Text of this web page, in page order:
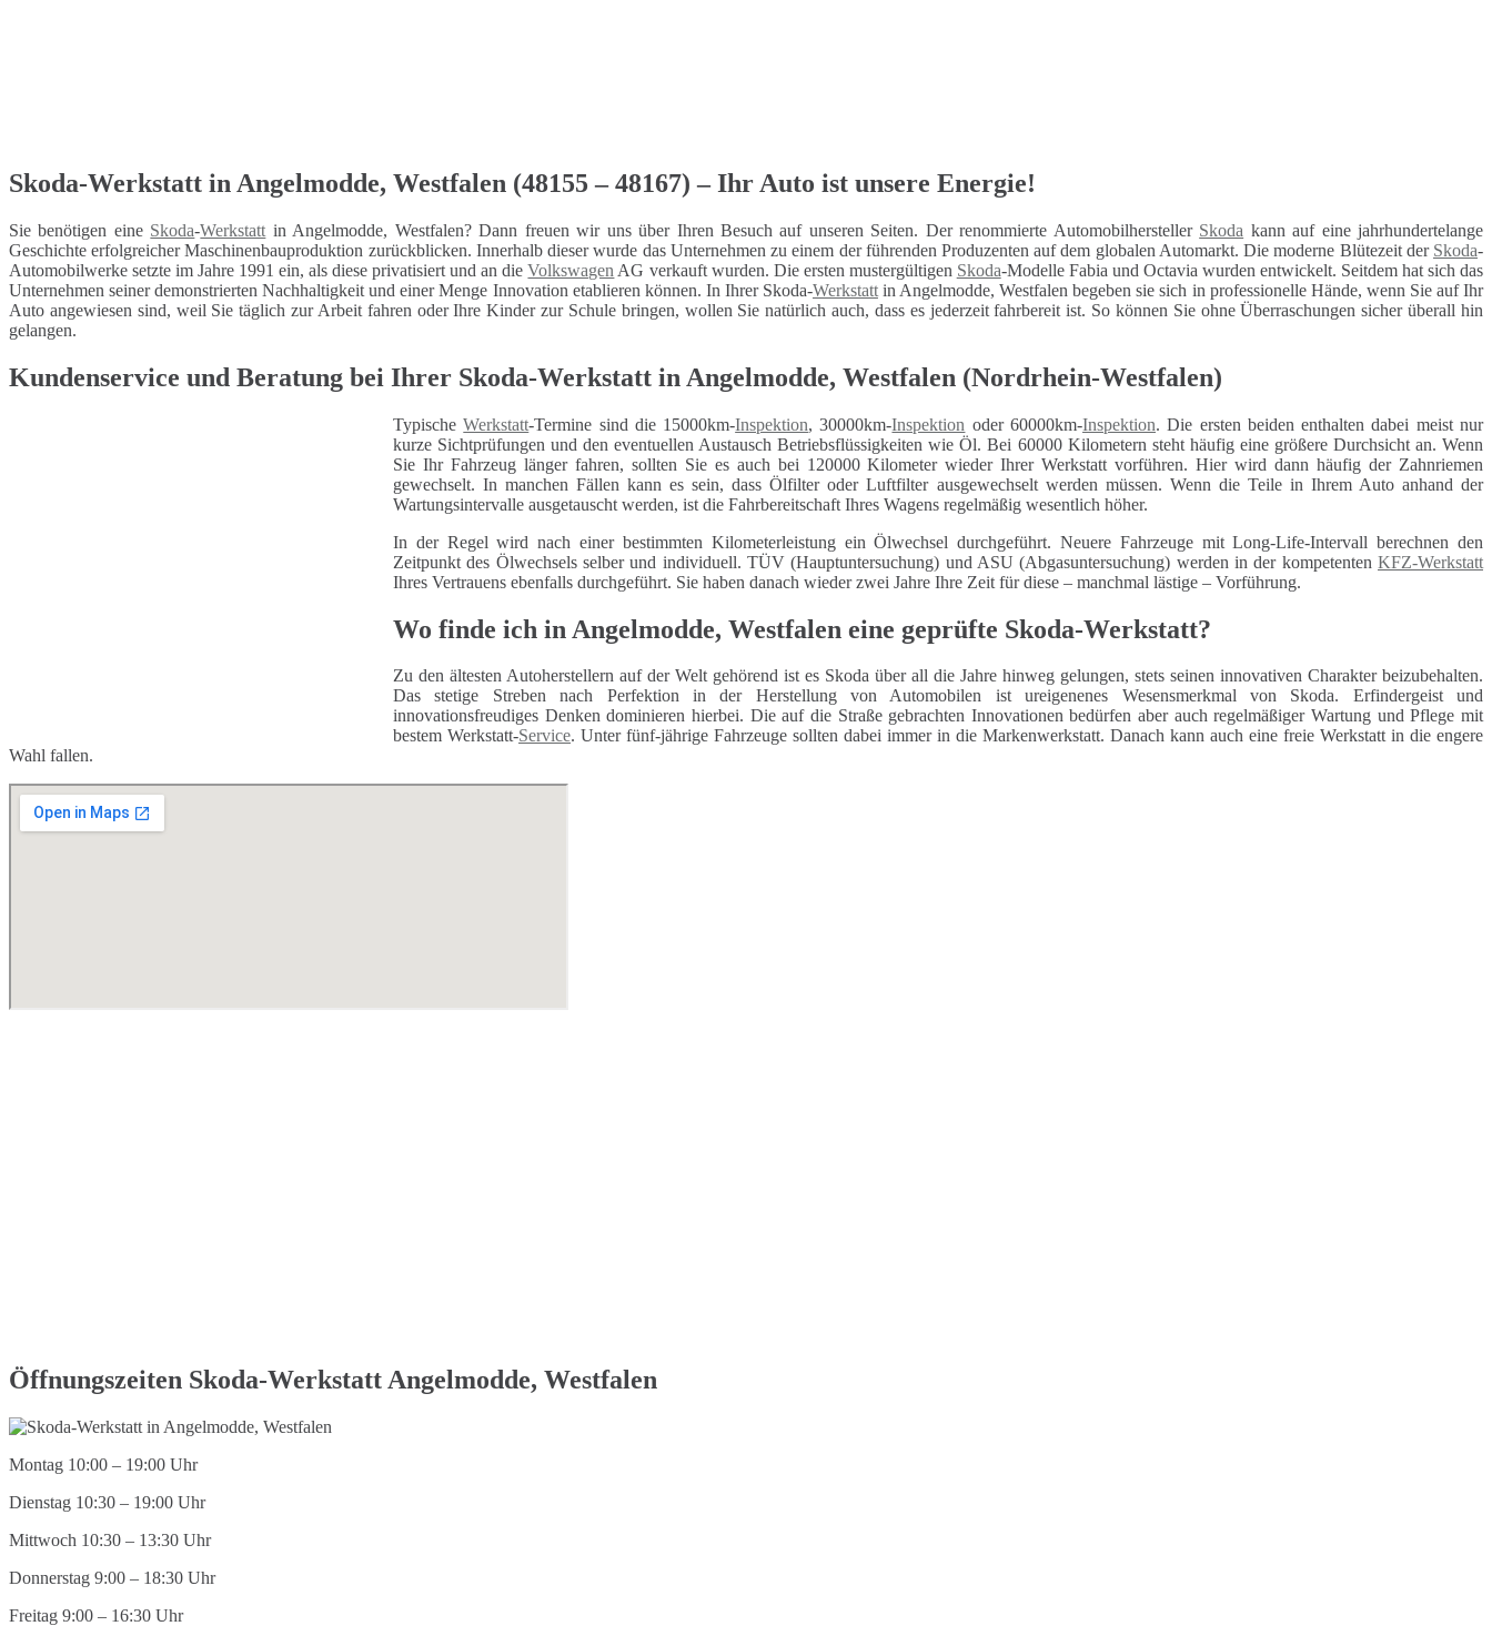
Skoda-Werkstatt in Angelmodde, Westfalen (48155 – 48167) – Ihr Auto ist unsere Energie!
Sie benötigen eine Skoda-Werkstatt in Angelmodde, Westfalen? Dann freuen wir uns über Ihren Besuch auf unseren Seiten. Der renommierte Automobilhersteller Skoda kann auf eine jahrhundertelange
Geschichte erfolgreicher Maschinenbauproduktion zurückblicken. Innerhalb dieser wurde das Unternehmen zu einem der führenden Produzenten auf dem globalen Automarkt. Die moderne Blütezeit der Skoda-
Automobilwerke setzte im Jahre 1991 ein, als diese privatisiert und an dieVolkswagen AG verkauft wurden. Die ersten mustergültigen Skoda-Modelle Fabia und Octavia wurden entwickelt. Seitdem hat sich das
Unternehmen seiner demonstrierten Nachhaltigkeit und einer Menge Innovation etablieren können. In Ihrer Skoda-Werkstattin Angelmodde, Westfalen begeben sie sich in professionelle Hände, wenn Sie auf Ihr
Auto angewiesen sind, weil Sie täglich zur Arbeit fahren oder Ihre Kinder zur Schule bringen, wollen Sie natürlich auch, dass es jederzeit fahrbereit ist. So können Sie ohne Überraschungen sicher überall hin
gelangen.
Kundenservice und Beratung bei Ihrer Skoda-Werkstatt in Angelmodde, Westfalen (Nordrhein-Westfalen)
TypischeWerkstatt-Termine sind die 15000km-Inspektion, 30000km-Inspektion oder 60000km-Inspektion. Die ersten beiden enthalten dabei meist nur
kurze Sichtprüfungen und den eventuellen Austausch Betriebsflüssigkeiten wie Öl. Bei 60000 Kilometern steht häufig eine größere Durchsicht an. Wenn
Sie Ihr Fahrzeug länger fahren, sollten Sie es auch bei 120000 Kilometer wieder Ihrer Werkstatt vorführen. Hier wird dann häufig der Zahnriemen
gewechselt. In manchen Fällen kann es sein, dass Ölfilter oder Luftfilter ausgewechselt werden müssen. Wenn die Teile in Ihrem Auto anhand der
Wartungsintervalle ausgetauscht werden, ist die Fahrbereitschaft Ihres Wagens regelmäßig wesentlich höher.
In der Regel wird nach einer bestimmten Kilometerleistung ein Ölwechsel durchgeführt. Neuere Fahrzeuge mit Long-Life-Intervall berechnen den
Zeitpunkt des Ölwechsels selber und individuell. TÜV (Hauptuntersuchung) und ASU (Abgasuntersuchung) werden in der kompetenten KFZ-Werkstatt
Ihres Vertrauens ebenfalls durchgeführt. Sie haben danach wieder zwei Jahre Ihre Zeit für diese – manchmal lästige – Vorführung.
Wo finde ich in Angelmodde, Westfalen eine geprüfte Skoda-Werkstatt?
Zu den ältesten Autoherstellern auf der Welt gehörend ist es Skoda über all die Jahre hinweg gelungen, stets seinen innovativen Charakter beizubehalten.
Das stetige Streben nach Perfektion in der Herstellung von Automobilen ist ureigenenes Wesensmerkmal von Skoda. Erfindergeist und
innovationsfreudiges Denken dominieren hierbei. Die auf die Straße gebrachten Innovationen bedürfen aber auch regelmäßiger Wartung und Pflege mit
bestem Werkstatt-Service. Unter fünf-jährige Fahrzeuge sollten dabei immer in die Markenwerkstatt. Danach kann auch eine freie Werkstatt in die engere
Wahl fallen.
Öffnungszeiten Skoda-Werkstatt Angelmodde, Westfalen
Montag 10:00 – 19:00 Uhr
Dienstag 10:30 – 19:00 Uhr
Mittwoch 10:30 – 13:30 Uhr
Donnerstag 9:00 – 18:30 Uhr
Freitag 9:00 – 16:30 Uhr